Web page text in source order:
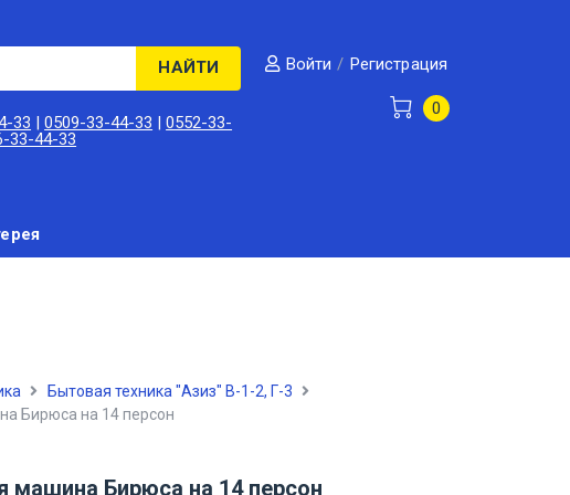
НАЙТИ
33 |0509-33-44-33 |0552-33-
33-44-33
Войти / Регистрация
0
Бытовая техника "Азиз" В-1-2, Г-3
Бирюса на 14 персон
машина Бирюса на 14 персон